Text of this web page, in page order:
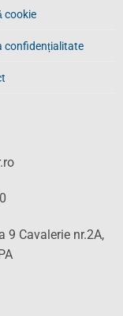
cookie
confidențialitate
9 Cavalerie nr.2A,